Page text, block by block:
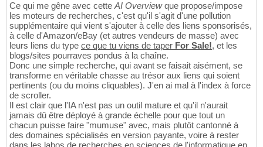
Ce qui me gêne avec cette AI Overviewque propose/impose
les moteurs de recherches, c'est qu'il s'agit d'une pollution
supplémentaire qui vient s'ajouter à celle des liens sponsorisés,
à celle d'Amazon/eBay (et autres vendeurs de masse) avec
leurs liens du type ce que tu viens de taper For Sale!, et les
blogs/sites pourraves pondus à la chaîne.
Donc une simple recherche, qui avant se faisait aisément, se
transforme en véritable chasse au trésor aux liens qui soient
pertinents (ou du moins cliquables). J'en ai mal à l'index à force
de scroller.
Il est clair que l'IA n'est pas un outil mature et qu'il n'aurait
jamais dû être déployé à grande échelle pour que tout un
chacun puisse faire "mumuse" avec, mais plutôt cantonné à
des domaines spécialisés en version payante, voire à rester